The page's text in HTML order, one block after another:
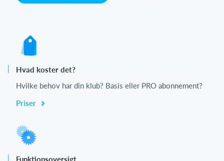
Hvad koster det?
Hvilke behov har din klub? Basis eller PRO abonnement?
Priser
Funktionsoversigt